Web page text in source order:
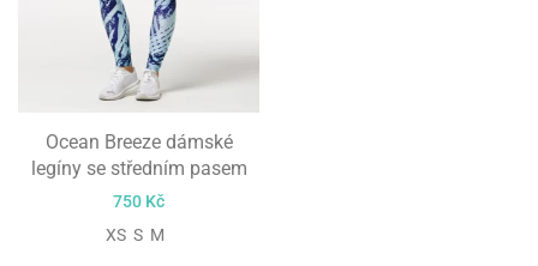
Ocean Breeze dámské
legíny se středním pasem
750 Kč
XS S M